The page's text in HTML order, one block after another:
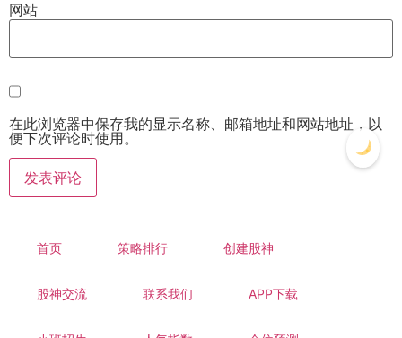
网站
在此浏览器中保存我的显示名称、邮箱地址和网站地址，以
便下次评论时使用。
首页 策略排行 创建股神
股神交流 联系我们 APP下载